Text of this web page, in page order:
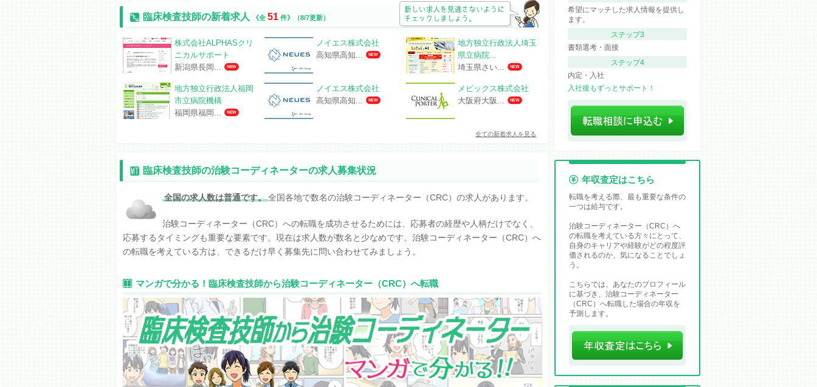
臨床検査技師の新着求人 《全 51 件》 （8/7更新）
株式会社ALPHASクリ
ニカルサポート
新潟県長岡...
NEW
ノイエス株式会社
高知県高知...
NEW
地方独立行政法人埼玉
県立病院...
埼玉県さい...
NEW
地方独立行政法人福岡
市立病院機構
福岡県福岡...
NEW
ノイエス株式会社
高知県高知...
NEW
メビックス株式会社
大阪府大阪...
NEW
全ての新着求人を見る
臨床検査技師の治験コーディネーターの求人募集状況
全国の求人数は普通です。全国各地で数名の治験コーディネーター（CRC）の求人があります。
治験コーディネーター（CRC）への転職を成功させるためには、応募者の経歴や人柄だけでなく、
応募するタイミングも重要な要素です。現在は求人数が数名と少なめです。治験コーディネーター（CRC）へ
の転職を考えている方は、できるだけ早く募集先に問い合わせてみましょう。
マンガで分かる！臨床検査技師から治験コーディネーター（CRC）へ転職
希望にマッチした求人情報を提供し
ます。
ステップ3
書類選考・面接
ステップ4
内定・入社
入社後もずっとサポート！
年収査定はこちら
転職を考える際、最も重要な条件の
一つは給与です。
治験コーディネーター（CRC）へ
の転職を考えている方々にとって、
自身のキャリアや経験がどの程度評
価されるのか、気になることでしょ
う。
こちらでは、あなたのプロフィール
に基づき、治験コーディネーター
（CRC）へ転職した場合の年収を
予測します。